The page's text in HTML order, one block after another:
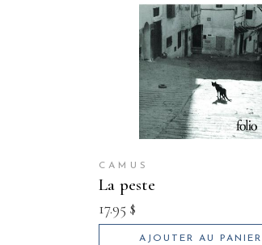
CAMUS
la peste
17.95 $
AJOUTER AU PANIER